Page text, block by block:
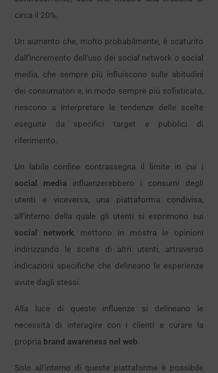
circa il 20%.
Un aumento che, molto probabilmente, è scaturito
dall’incremento dell’uso dei social network o social
media, che sempre più influiscono sulle abitudini
dei consumatori e, in modo sempre più sofisticato,
riescono a interpretare le tendenze delle scelte
eseguite da specifici target e pubblici di
riferimento.
Un labile confine contrassegna il limite in cui i
social media influenzerebbero i consumi degli
utenti e viceversa, una piattaforma condivisa,
all’interno della quale gli utenti si esprimono sui
social network, mettono in mostra le opinioni
indirizzando le scelte di altri utenti, attraverso
indicazioni specifiche che delineano le esperienze
avute dagli stessi.
Alla luce di queste influenze si delineano le
necessità di interagire con i clienti e curare la
propria brand awareness nel web.
Solo all’interno di queste piattaforme è possibile